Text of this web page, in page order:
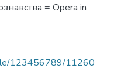
= Opera in
123456789/11260